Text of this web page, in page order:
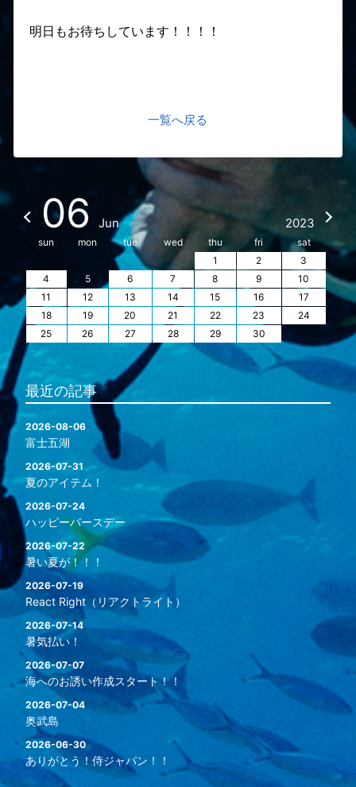
明日もお待ちしています！！！！
一覧へ戻る
06 Jun 2023
sun mon tue wed thu fri
sat
1
2
3
4
5 6 7 8 9
10
11
12 13 14 15 16
17
18
19 20 21 22 23
24
25
26 27 28 29 30
最近の記事
2026-08-06
富士五湖
2026-07-31
夏のアイテム！
2026-07-24
ハッピーバースデー
2026-07-22
暑い夏が！！！
2026-07-19
React Right（リアクトライト）
2026-07-14
暑気払い！
2026-07-07
海へのお誘い作成スタート！！
2026-07-04
奥武島
2026-06-30
ありがとう！侍ジャパン！！